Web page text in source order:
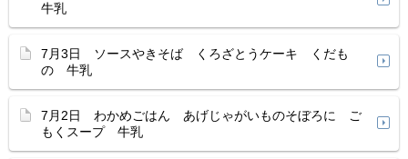
牛乳
7月3日 ソースやきそば くろざとうケーキ くだも
の 牛乳
7月2日 わかめごはん あげじゃがいものそぼろに ご
もくスープ 牛乳